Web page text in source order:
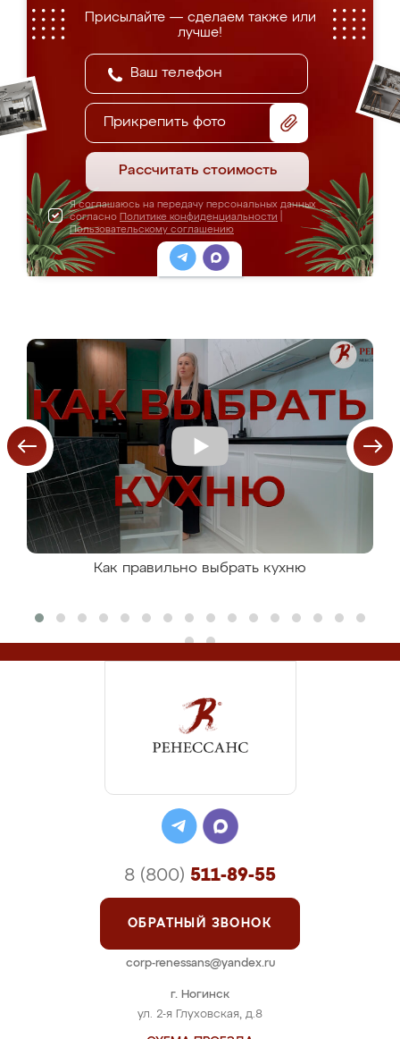
Присылайте — сделаем также или
лучше!
Прикрепить фото
Рассчитать стоимость
Я соглашаюсь на передачу персональных данных
согласно Политике конфиденциальности
Пользовательскому соглашению
Как правильно выбрать кухню
г. Ногинск
ул. 2-я Глуховская, д.8
8 (800) 511-89-55
ОБРАТНЫЙ ЗВОНОК
corp-renessans@yandex.ru